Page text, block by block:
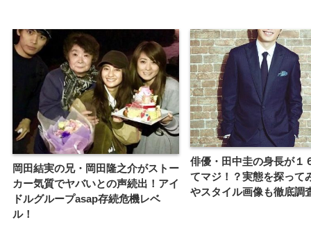
岡田結実の兄・岡田隆之介がストー
カー気質でヤバいとの声続出！アイ
ドルグループasap存続危機レベ
ル！
俳優・田中圭の身長が１
てマジ！？実態を探って
やスタイル画像も徹底調